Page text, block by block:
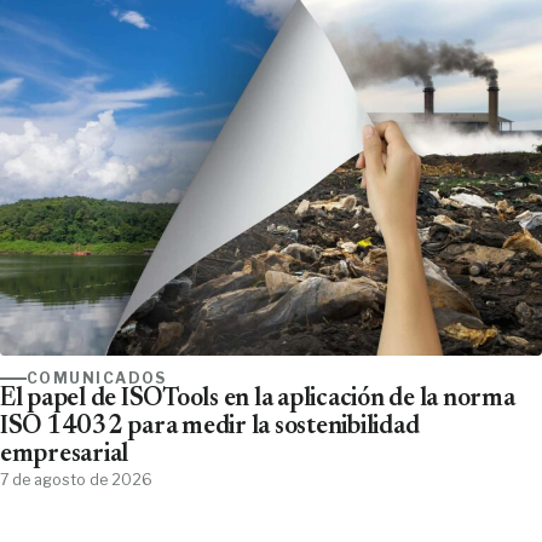
COMUNICADOS
El papel de ISOTools en la aplicación de la norma
ISO 14032 para medir la sostenibilidad
empresarial
7 de agosto de 2026